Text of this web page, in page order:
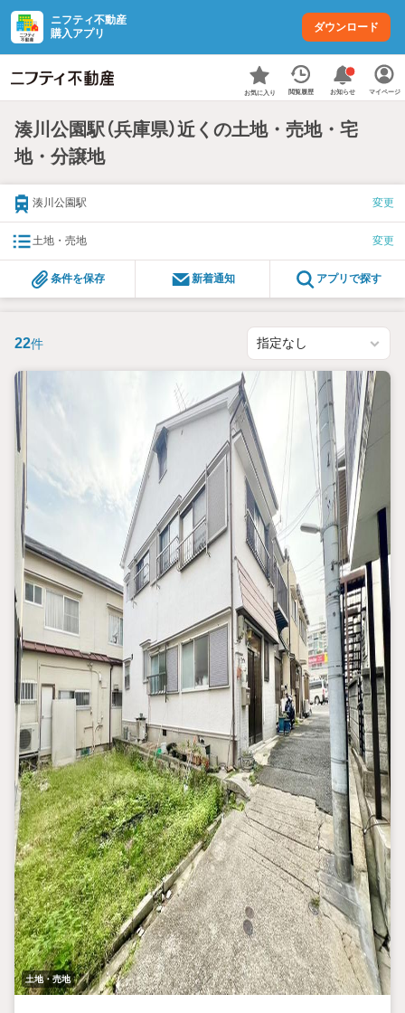
ニフティ不動産
購入アプリ
ダウンロード
お気に入り 閲覧履歴 お知らせ マイページ
湊川公園駅（兵庫県）近くの土地・売地・宅
地・分譲地
湊川公園駅 変更
土地・売地 変更
条件を保存 新着通知 アプリで探す
22件
土地・売地